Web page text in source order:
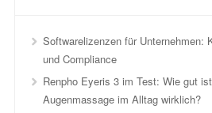
Softwarelizenzen für Unternehmen:
und Compliance
Renpho Eyeris 3 im Test: Wie gut
Augenmassage im Alltag wirklich?